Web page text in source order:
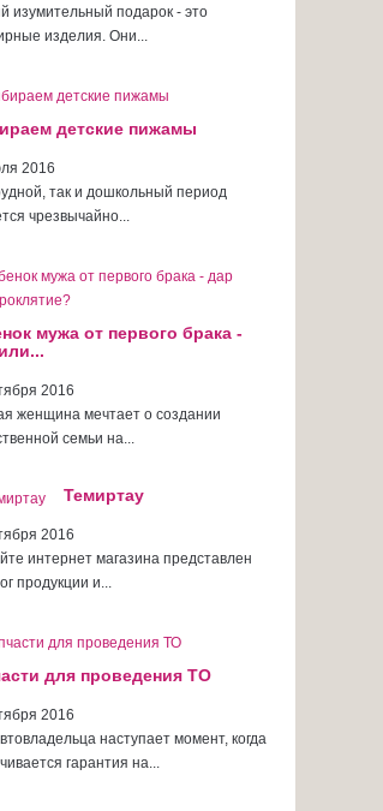
изумительный подарок - это
изделия. Они...
детские пижамы
2016
так и дошкольный период
чрезвычайно...
мужа от первого брака -
2016
женщина мечтает о создании
семьи на...
Темиртау
2016
интернет магазина представлен
продукции и...
для проведения ТО
2016
наступает момент, когда
гарантия на...